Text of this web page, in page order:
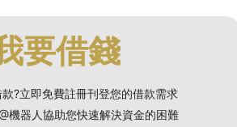
要借錢
?立即免費註冊刊登您的借款需求
機器人協助您快速解決資金的困難